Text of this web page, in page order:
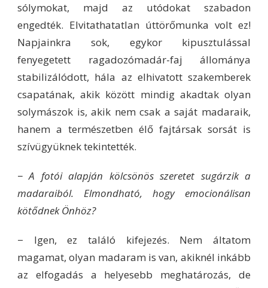
sólymokat, majd az utódokat szabadon
engedték. Elvitathatatlan úttörőmunka volt ez!
Napjainkra sok, egykor kipusztulással
fenyegetett ragadozómadár-faj állománya
stabilizálódott, hála az elhivatott szakemberek
csapatának, akik között mindig akadtak olyan
solymászok is, akik nem csak a saját madaraik,
hanem a természetben élő fajtársak sorsát is
szívügyüknek tekintették.
− A fotói alapján kölcsönös szeretet sugárzik a
madaraiból. Elmondható, hogy emocionálisan
kötődnek Önhöz?
− Igen, ez találó kifejezés. Nem áltatom
magamat, olyan madaram is van, akiknél inkább
az elfogadás a helyesebb meghatározás, de